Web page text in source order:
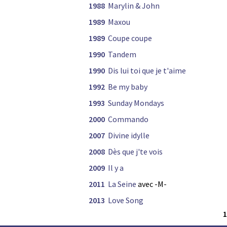
1988 Marylin & John
1989 Maxou
1989 Coupe coupe
1990 Tandem
1990 Dis lui toi que je t'aime
1992 Be my baby
1993 Sunday Mondays
2000 Commando
2007 Divine idylle
2008 Dès que j'te vois
2009 Il y a
2011 La Seine avec -M-
2013 Love Song